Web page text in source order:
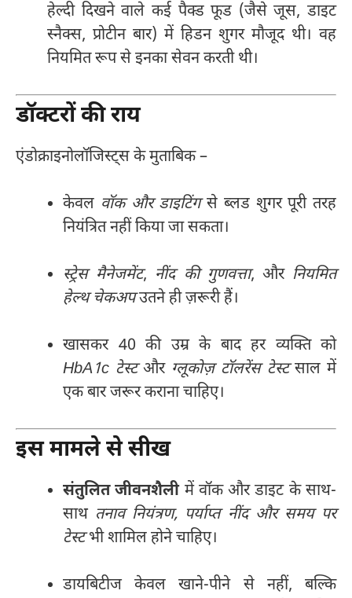
हेल्दी दिखने वाले कई पैक्ड फूड (जैसे जूस, डाइट
स्नैक्स, प्रोटीन बार) में हिडन शुगर मौजूद थी। वह
नियमित रूप से इनका सेवन करती थी।
डॉक्टरों की राय
एंडोक्राइनोलॉजिस्ट्स के मुताबिक –
केवल वॉक और डाइटिंगसे ब्लड शुगर पूरी तरह
नियंत्रित नहीं किया जा सकता।
स्ट्रेस मैनेजमेंट, नींद की गुणवत्ता, और नियमित
हेल्थ चेकअपउतने ही ज़रूरी हैं।
खासकर 40 की उम्र के बाद हर व्यक्ति को
HbA1c टेस्टऔर ग्लूकोज़ टॉलरेंस टेस्टसाल में
एक बार जरूर कराना चाहिए।
इस मामले से सीख
संतुलित जीवनशैलीमें वॉक और डाइट के साथ-
साथ तनाव नियंत्रण, पर्याप्त नींद और समय पर
टेस्टभी शामिल होने चाहिए।
डायबिटीज केवल खाने-पीने से नहीं, बल्कि